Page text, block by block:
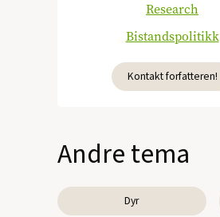
Research
Bistandspolitikk
Kontakt forfatteren!
Andre tema
Dyr